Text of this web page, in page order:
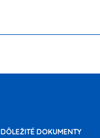
DÔLEŽITÉ DOKUMENTY